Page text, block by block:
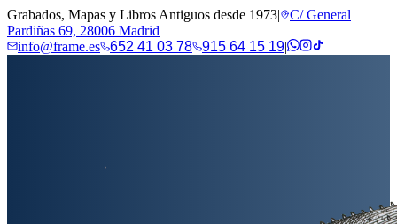
Grabados, Mapas y Libros Antiguos desde 1973|
C/ General
Pardiñas 69, 28006 Madrid
info@frame.es
652 41 03 78 915 64 15 19|